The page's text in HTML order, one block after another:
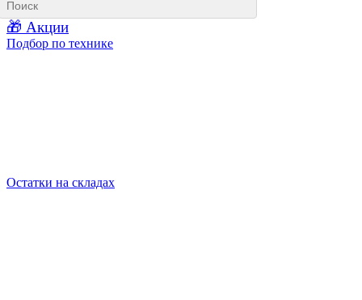
🎁 Акции
Подбор по технике
Остатки на складах